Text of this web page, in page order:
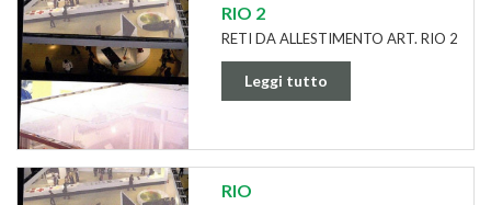
RIO 2
RETI DA ALLESTIMENTO ART. RIO 2
Leggi tutto
RIO